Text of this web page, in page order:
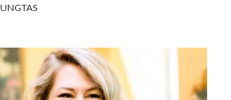
ĮRAŠE
BESIRUOŠIANTI
G.
ŽICKYTĖ: